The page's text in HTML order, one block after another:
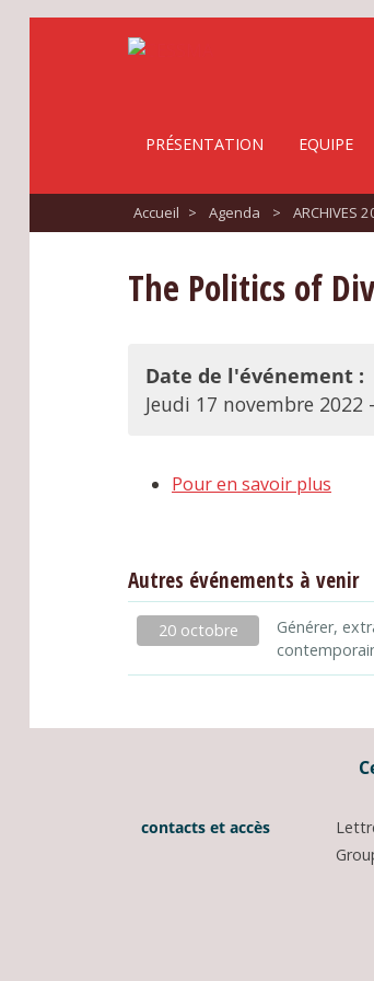
PRÉSENTATION EQUIPE
Accueil > Agenda > ARCHIVES
The Politics of
Date de l'événement :
Jeudi 17 novembre 2022
Pour en savoir plus
Autres événements à venir
20 octobre
Générer,
contacts et accès